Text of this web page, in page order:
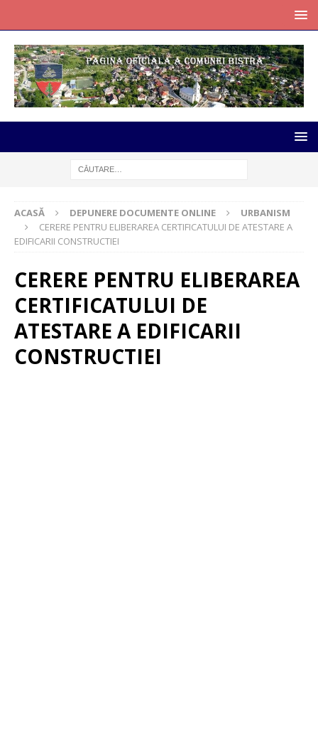
ACASĂ DEPUNERE DOCUMENTE ONLINE
URBANISM
CERERE PENTRU ELIBERAREA CERTIFICATULUI DE ATESTARE A
EDIFICARII CONSTRUCTIEI
CERERE PENTRU ELIBERAREA
CERTIFICATULUI DE
ATESTARE A EDIFICARII
CONSTRUCTIEI